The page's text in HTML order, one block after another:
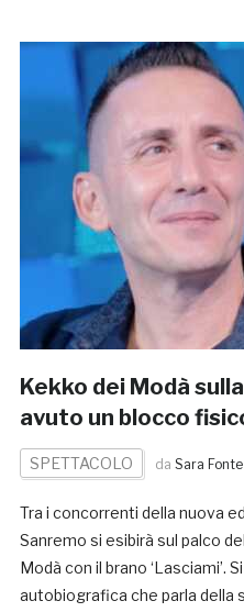
Kekko dei Modà
avuto un blocco
SPETTACOLO da Sara Fonte
Tra i concorrenti della nuova
Sanremo si esibirà sul palco
Modà con il brano ‘Lasciami’.
autobiografica che parla della